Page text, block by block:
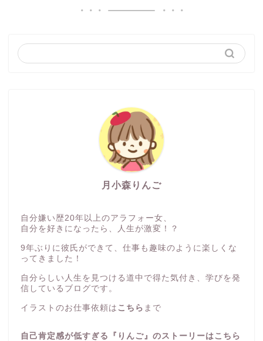
月小森りんご
自分嫌い歴20年以上のアラフォー女、
自分を好きになったら、人生が激変！？
9年ぶりに彼氏ができて、仕事も趣味のように楽しくな
ってきました！
自分らしい人生を見つける道中で得た気付き、学びを発
信しているブログです。
イラストのお仕事依頼は こちら まで
自己肯定感が低すぎる『りんご』のストーリーはこちら